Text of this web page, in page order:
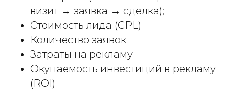
визит → заявка → сделка);
Стоимость лида (CPL)
Количество заявок
Затраты на рекламу
Окупаемость инвестиций в рекламу
(ROI)